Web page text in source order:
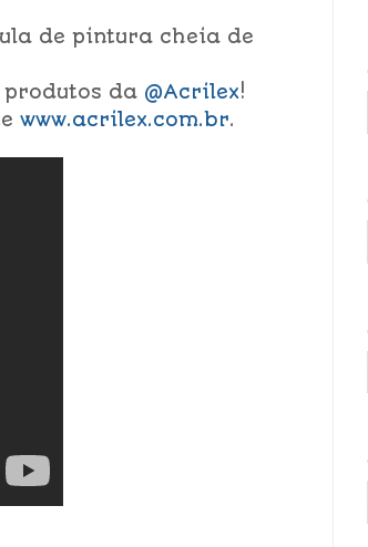
de pintura cheia de
da @Acrilex!
www.acrilex.com.br.